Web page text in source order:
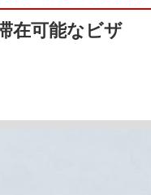
在可能なビザ